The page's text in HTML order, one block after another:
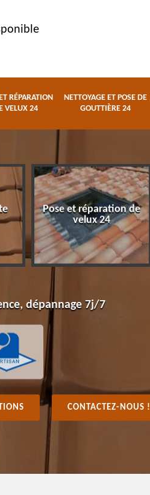
RÉPARATION
VELUX 24
NETTOYAGE ET POSE DE
GOUTTIÈRE 24
Pose et réparation de
velux 24
dépannage 7j/7
CONTACTEZ-NOUS !